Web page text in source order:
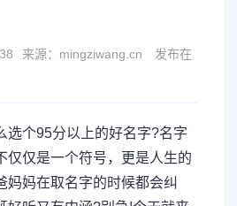
来源：mingziwang.cn
发布在
选个95分以上的好名字?名字
仅仅是一个符号，更是人生的
妈妈在取名字的时候都会纠